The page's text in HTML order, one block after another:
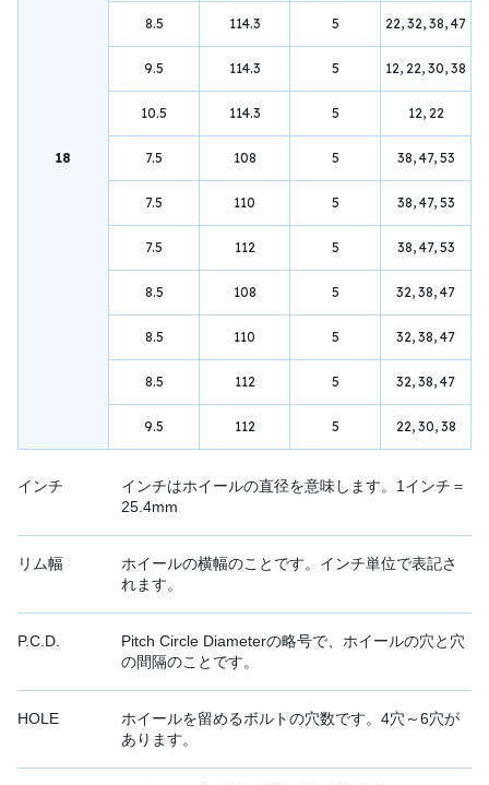
18
8.5 114.3 5 22, 32, 38, 47
9.5 114.3 5 12, 22, 30, 38
10.5 114.3 5 12, 22
7.5 108 5 38, 47, 53
7.5 110 5 38, 47, 53
7.5 112 5 38, 47, 53
8.5 108 5 32, 38, 47
8.5 110 5 32, 38, 47
8.5 112 5 32, 38, 47
9.5 112 5 22, 30, 38
インチ
インチはホイールの直径を意味します。1インチ＝
25.4mm
リム幅
ホイールの横幅のことです。インチ単位で表記さ
れます。
P.C.D.
Pitch Circle Diameterの略号で、ホイールの穴と穴
の間隔のことです。
HOLE
ホイールを留めるボルトの穴数です。4穴～6穴が
あります。